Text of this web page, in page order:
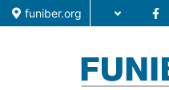
funiber.org